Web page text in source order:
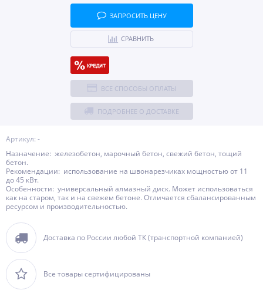
Артикул: -
Назначение: железобетон, марочный бетон, свежий бетон, тощий
бетон.
Рекомендации: использование на швонарезчиках мощностью от 11
до 45 кВт.
Особенности: универсальный алмазный диск. Может использоваться
как на старом, так и на свежем бетоне. Отличается сбалансированным
ресурсом и производительностью.
Доставка по России любой ТК (транспортной компанией)
Все товары сертифицированы
ЗАПРОСИТЬ ЦЕНУ
СРАВНИТЬ
ВСЕ СПОСОБЫ ОПЛАТЫ
ПОДРОБНЕЕ О ДОСТАВКЕ